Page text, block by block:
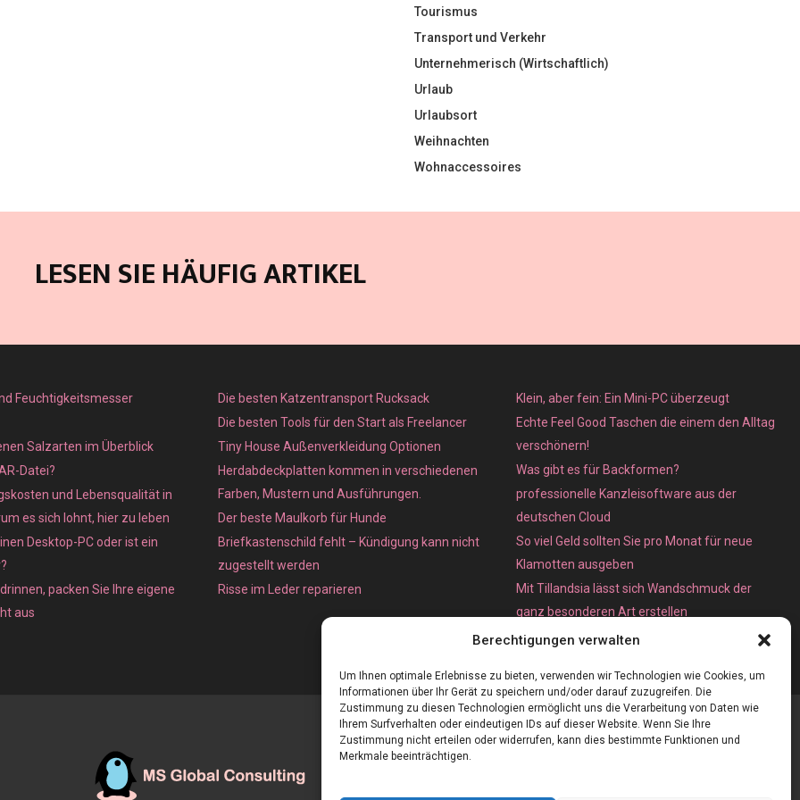
Berechtigungen verwalten
Um Ihnen optimale Erlebnisse zu bieten, verwenden wir Technologien wie Cookies, um
Informationen über Ihr Gerät zu speichern und/oder darauf zuzugreifen. Die
Zustimmung zu diesen Technologien ermöglicht uns die Verarbeitung von Daten wie
Ihrem Surfverhalten oder eindeutigen IDs auf dieser Website. Wenn Sie Ihre
Zustimmung nicht erteilen oder widerrufen, kann dies bestimmte Funktionen und
Merkmale beeinträchtigen.
Tourismus
Transport und Verkehr
Unternehmerisch (Wirtschaftlich)
Urlaub
Urlaubsort
Weihnachten
Wohnaccessoires
LESEN SIE HÄUFIG ARTIKEL
Feuchtigkeitsmesser
Salzarten im Überblick
Datei?
und Lebensqualität in
es sich lohnt, hier zu leben
Desktop-PC oder ist ein
packen Sie Ihre eigene
aus
Die besten Katzentransport Rucksack
Die besten Tools für den Start als Freelancer
Tiny House Außenverkleidung Optionen
Herdabdeckplatten kommen in verschiedenen
Farben, Mustern und Ausführungen.
Der beste Maulkorb für Hunde
Briefkastenschild fehlt – Kündigung kann nicht
zugestellt werden
Risse im Leder reparieren
Klein, aber fein: Ein Mini-PC überzeugt
Echte Feel Good Taschen die einem den Alltag
verschönern!
Was gibt es für Backformen?
professionelle Kanzleisoftware aus der
deutschen Cloud
So viel Geld sollten Sie pro Monat für neue
Klamotten ausgeben
Mit Tillandsia lässt sich Wandschmuck der
ganz besonderen Art erstellen
Unterschied zwischen Bare-Metal- und